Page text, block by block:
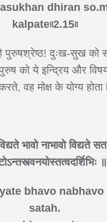
dhiran
kalpate৷৷2.15৷৷
हे पुरुषश्रेष्ठ! दुःख-सुख को
को ये इन्द्रिय और
वह मोक्ष के योग्य
भावो नाभावो विद्यते
bhavo nabhavo
satah.